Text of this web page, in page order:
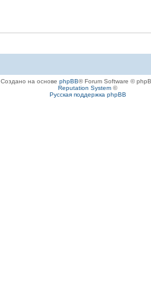
Создано на основе phpBB® Forum Software ©
Reputation System ©
Русская поддержка phpBB